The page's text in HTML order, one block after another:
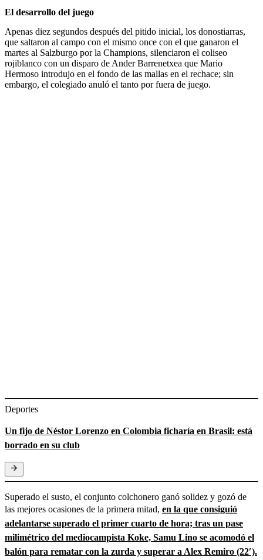
El desarrollo del juego
Apenas diez segundos después del pitido inicial, los donostiarras,
que saltaron al campo con el mismo once con el que ganaron el
martes al Salzburgo por la Champions, silenciaron el coliseo
rojiblanco con un disparo de Ander Barrenetxea que Mario
Hermoso introdujo en el fondo de las mallas en el rechace; sin
embargo, el colegiado anuló el tanto por fuera de juego.
Deportes
Un fijo de Néstor Lorenzo en Colombia ficharía en Brasil: está
borrado en su club
Superado el susto, el conjunto colchonero ganó solidez y gozó de
las mejores ocasiones de la primera mitad, en la que consiguió
adelantarse superado el primer cuarto de hora; tras un pase
milimétrico del mediocampista Koke, Samu Lino se acomodó el
balón para rematar con la zurda y superar a Alex Remiro (22′).